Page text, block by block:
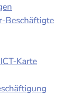
Beschäftigte
Karte